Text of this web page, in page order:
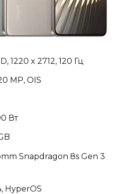
1220 x 2712, 120 Гц
MP, OIS
Вт
Snapdragon 8s Gen 3
HyperOS